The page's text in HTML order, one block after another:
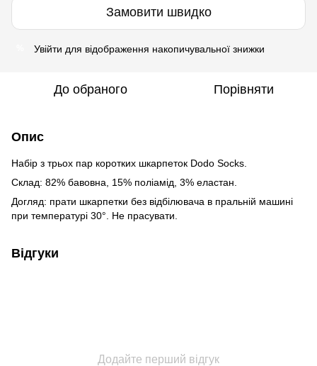
Замовити швидко
Увійти для відображення накопичувальної знижки
До обраного Порівняти
Опис
Набір з трьох пар коротких шкарпеток Dodo Socks.
Склад: 82% бавовна, 15% поліамід, 3% еластан.
Догляд: прати шкарпетки без відбілювача в пральній машині
при температурі 30°. Не прасувати.
Відгуки
Додайте перший відгук